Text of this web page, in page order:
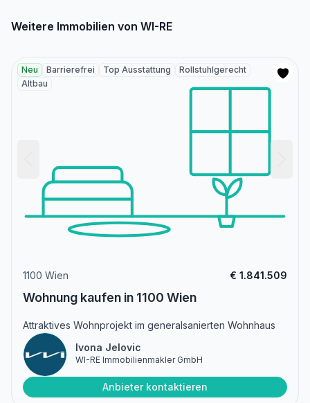
Weitere Immobilien von WI-RE
Neu Barrierefrei Top Ausstattung
Rollstuhlgerecht
Altbau
1100 Wien € 1.841.509
Wohnung kaufen in 1100 Wien
Attraktives Wohnprojekt im generalsanierten Wohnhaus
Ivona Jelovic
WI-RE Immobilienmakler GmbH
Anbieter kontaktieren